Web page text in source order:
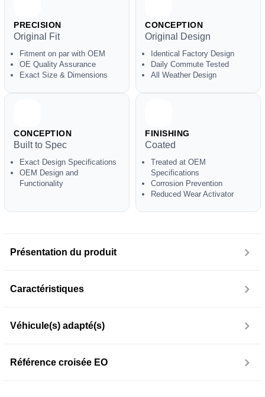
PRECISION
Original Fit
Fitment on par with OEM
OE Quality Assurance
Exact Size & Dimensions
CONCEPTION
Original Design
Identical Factory Design
Daily Commute Tested
All Weather Design
CONCEPTION
Built to Spec
Exact Design Specifications
OEM Design and
Functionality
FINISHING
Coated
Treated at OEM
Specifications
Corrosion Prevention
Reduced Wear Activator
Présentation du produit
Caractéristiques
Véhicule(s) adapté(s)
Référence croisée EO